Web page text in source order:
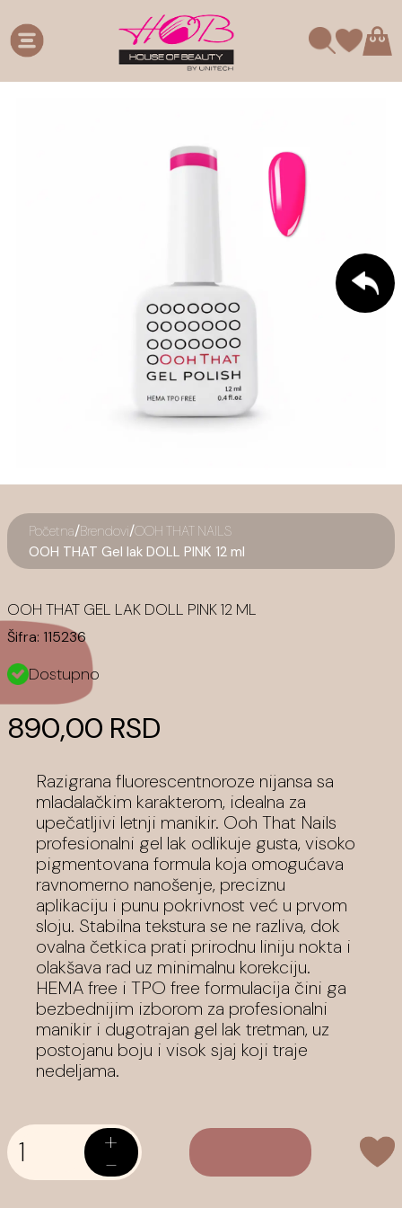
Početna/Brendovi/OOH THAT NAILS
OOH THAT Gel lak DOLL PINK 12 ml
OOH THAT GEL LAK DOLL PINK 12 ML
Šifra: 115236
Dostupno
890,00 RSD
Razigrana fluorescentnoroze nijansa sa
mladalačkim karakterom, idealna za
upečatljivi letnji manikir. Ooh That Nails
profesionalni gel lak odlikuje gusta, visoko
pigmentovana formula koja omogućava
ravnomerno nanošenje, preciznu
aplikaciju i punu pokrivnost već u prvom
sloju. Stabilna tekstura se ne razliva, dok
ovalna četkica prati prirodnu liniju nokta i
olakšava rad uz minimalnu korekciju.
HEMA free i TPO free formulacija čini ga
bezbednijim izborom za profesionalni
manikir i dugotrajan gel lak tretman, uz
postojanu boju i visok sjaj koji traje
nedeljama.
+
-